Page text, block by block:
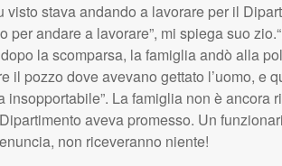
visto stava andando a lavorare per il
per andare a lavorare”, mi spiega suo
la scomparsa, la famiglia andò alla
il pozzo dove avevano gettato l’uomo, e
insopportabile”. La famiglia non è ancora
aveva promesso. Un
non riceveranno niente!